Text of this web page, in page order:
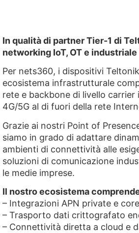
In qualità di partner Tier-1 di
networking IoT, OT e
Per nets360, i dispositivi
ecosistema infrastrutturale
rete e backbone di livello
4G/5G al di fuori della rete
Grazie ai nostri Point of
siamo in grado di adattare
ambienti di connettività alle
soluzioni di comunicazione
le medie imprese.
Il nostro ecosistema
– Integrazioni APN private e
– Trasporto dati crittografato
– Connettività diretta a cloud e